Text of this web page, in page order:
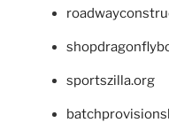
sportszilla.org